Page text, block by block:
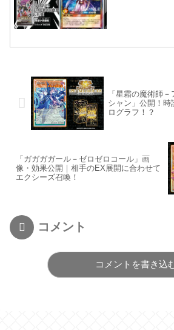
「星霜の魔術師
シャン」公開！時
ログラフ！？
「ガガガガール－ゼロゼロコール」画
像・効果公開｜相手のEX展開に合わせて
エクシーズ召喚！
コメント
コメントを書き込